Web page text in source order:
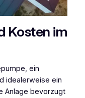
Kosten im
ein
idealerweise ein
Anlage bevorzugt